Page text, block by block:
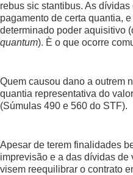
rebus sic stantibus. As
pagamento de certa quantia,
determinado poder aquisitivo
quantum). È o que ocorre
Quem causou dano a outrem
quantia representativa do
(Súmulas 490 e 560 do STF).
Apesar de terem finalidades
imprevisão e a das dívidas
visem reequilibrar o contrato